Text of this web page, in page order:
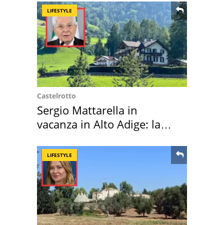
LIFESTYLE
Castelrotto
Sergio Mattarella in
vacanza in Alto Adige: la
LIFESTYLE